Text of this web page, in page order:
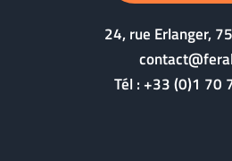
24, rue Erlanger,
Tél :+33 (0)1 70